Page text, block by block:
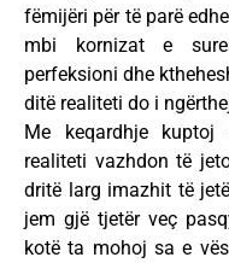
fëmijëri për të parë
mbi kornizat e
perfeksioni dhe
ditë realiteti do i
Me keqardhje kuptoj
realiteti vazhdon të
dritë larg imazhit të
jem gjë tjetër veç
kotë ta mohoj sa e